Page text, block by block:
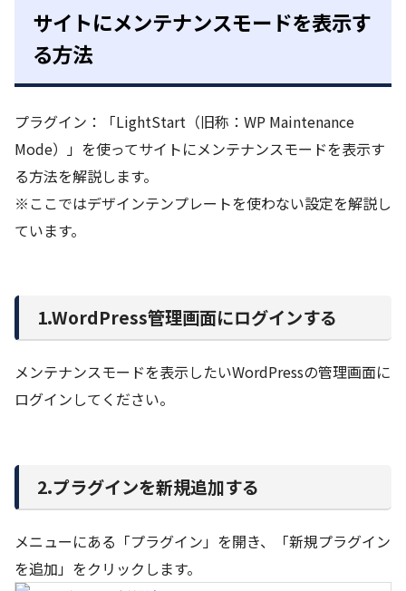
サイトにメンテナンスモードを表示す
る方法
プラグイン：「LightStart（旧称：WP Maintenance
Mode）」を使ってサイトにメンテナンスモードを表示す
る方法を解説します。
※ここではデザインテンプレートを使わない設定を解説し
ています。
1.WordPress管理画面にログインする
メンテナンスモードを表示したいWordPressの管理画面に
ログインしてください。
2.プラグインを新規追加する
メニューにある「プラグイン」を開き、「新規プラグイン
を追加」をクリックします。